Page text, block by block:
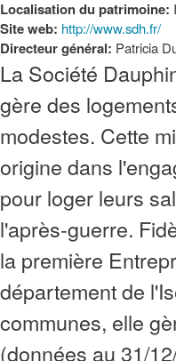
Localisation du patrimoine:
Site web: http://www.sdh.fr/
Directeur général: Patricia
La Société
gère des
modestes. Cette
origine dans
pour loger leurs
l'après-guerre.
la première
département de
communes, elle
(données au 31/